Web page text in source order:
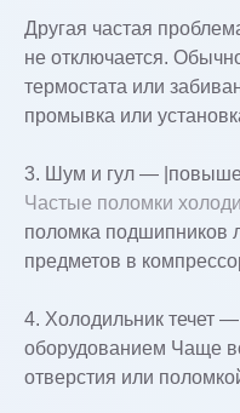
Другая частая
не отключается.
термостата или
промывка или
3. Шум и гул —
Частые поломки
поломка подшипников
предметов в
4. Холодильник течет
оборудованием Чаще
отверстия или